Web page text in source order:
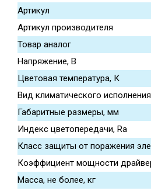
Артикул
Артикул производителя
Товар аналог
Напряжение, В
Цветовая температура, К
Вид климатического исполнения
Габаритные размеры, мм
Индекс цветопередачи, Ra
Класс защиты от поражения
Коэффициент мощности
Масса, не более, кг